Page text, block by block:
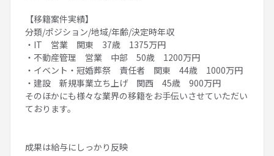
【移籍案件実績】
分類/ポジション/地域/年齢/決定時年収
・IT 営業 関東 37歳 1375万円
・不動産管理 営業 中部 50歳 1200万円
・イベント・冠婚葬祭 責任者 関東 44歳 1000万円
・建設 新規事業立ち上げ 関西 45歳 900万円
そのほかにも様々な業界の移籍をお手伝いさせていただい
ております。
成果は給与にしっかり反映